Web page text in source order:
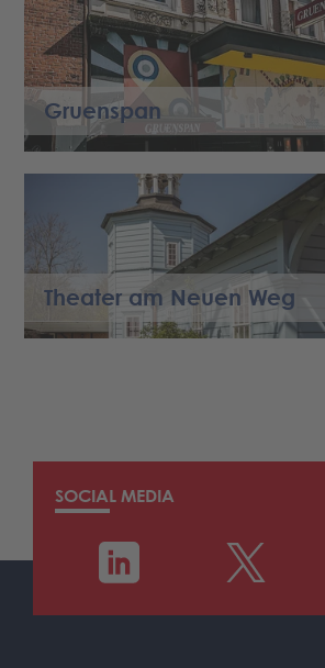
Gruenspan
Theater am Neuen Weg
SOCIAL MEDIA